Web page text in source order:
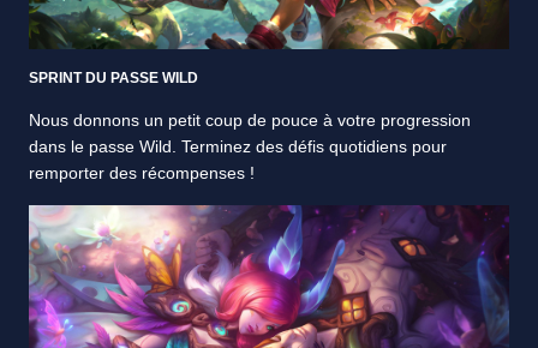
SPRINT DU PASSE WILD
Nous donnons un petit coup de pouce à votre progression
dans le passe Wild. Terminez des défis quotidiens pour
remporter des récompenses !